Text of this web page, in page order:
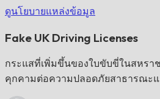
ดูนโยบายแหล่งข้อมูล
Fake UK Driving Licenses
กระแสที่เพิ่มขึ้นของใบขับขี่ในสหรา
คุกคามต่อความปลอดภัยสาธารณะ